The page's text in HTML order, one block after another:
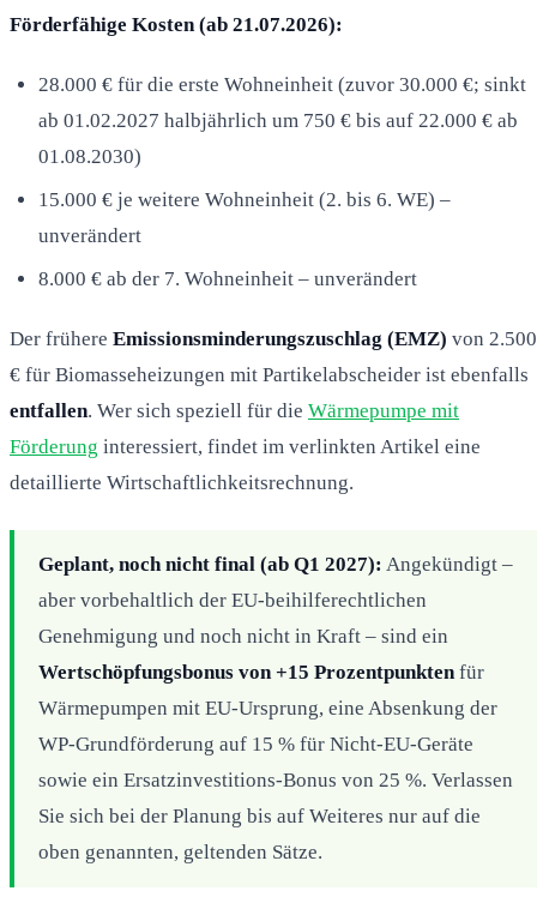
Förderfähige Kosten (ab 21.07.2026):
28.000 € für die erste Wohneinheit (zuvor 30.000 €; sinkt
ab 01.02.2027 halbjährlich um 750 € bis auf 22.000 € ab
01.08.2030)
15.000 € je weitere Wohneinheit (2. bis 6. WE) –
unverändert
8.000 € ab der 7. Wohneinheit – unverändert
Der frühere Emissionsminderungszuschlag (EMZ) von 2.500
€ für Biomasseheizungen mit Partikelabscheider ist ebenfalls
entfallen. Wer sich speziell für die Wärmepumpe mit
Förderung interessiert, findet im verlinkten Artikel eine
detaillierte Wirtschaftlichkeitsrechnung.
Geplant, noch nicht final (ab Q1 2027): Angekündigt –
aber vorbehaltlich der EU-beihilferechtlichen
Genehmigung und noch nicht in Kraft – sind ein
Wertschöpfungsbonus von +15 Prozentpunkten für
Wärmepumpen mit EU-Ursprung, eine Absenkung der
WP-Grundförderung auf 15 % für Nicht-EU-Geräte
sowie ein Ersatzinvestitions-Bonus von 25 %. Verlassen
Sie sich bei der Planung bis auf Weiteres nur auf die
oben genannten, geltenden Sätze.